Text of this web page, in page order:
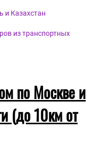
и Казахстан
из транспортных
по Москве и
(до 10км от